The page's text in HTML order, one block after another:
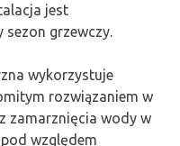
jest
grzewczy.
wykorzystuje
rozwiązaniem w
zamarznięcia wody w
względem